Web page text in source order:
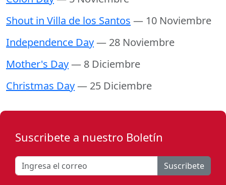
Shout in Villa de los Santos — 10 Noviembre
Independence Day— 28 Noviembre
Mother's Day— 8 Diciembre
Christmas Day— 25 Diciembre
Suscribete a nuestro Boletín
Suscribete